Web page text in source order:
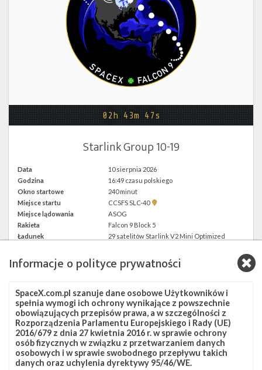
Kalendarze
02h 43m 47s
Starlink Group 10-19
Data
10 sierpnia 2026
Godzina
16:49 czasu polskiego
Okno startowe
240 minut
Miejsce startu
CCSFS SLC-40
Pokaż
40 w
Google
Miejsce lądowania
ASOG
Rakieta
Falcon 9 Block 5
Ładunek
29 satelitów Starlink V2 Mini Optimized
Informacje o polityce prywatności
SpaceX.com.pl szanuje dane osobowe Użytkowników i
spełnia wymogi ich ochrony wynikające z powszechnie
obowiązujących przepisów prawa, a w szczególności z
Rozporządzenia Parlamentu Europejskiego i Rady (UE)
2016/679 z dnia 27 kwietnia 2016 r. w sprawie ochrony
osób fizycznych w związku z przetwarzaniem danych
osobowych i w sprawie swobodnego przepływu takich
danych oraz uchylenia dyrektywy 95/46/WE.